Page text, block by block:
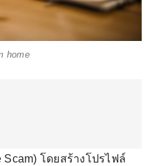
home
Scam) โดยสร้างโปรไฟล์